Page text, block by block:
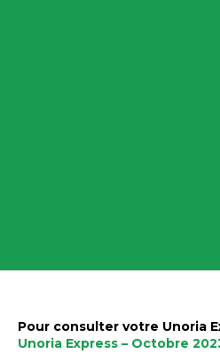
Pour consulter votre Unoria
Unoria Express – Octobre